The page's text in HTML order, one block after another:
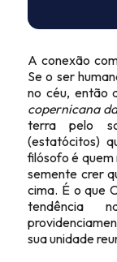
A conexão
Se o ser
no céu, então
copernicana
terra pelo
(estatócitos)
filósofo é
semente crer
cima. É o que
tendência
sua unidade